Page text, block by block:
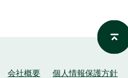
会社概要 個人情報保護方針